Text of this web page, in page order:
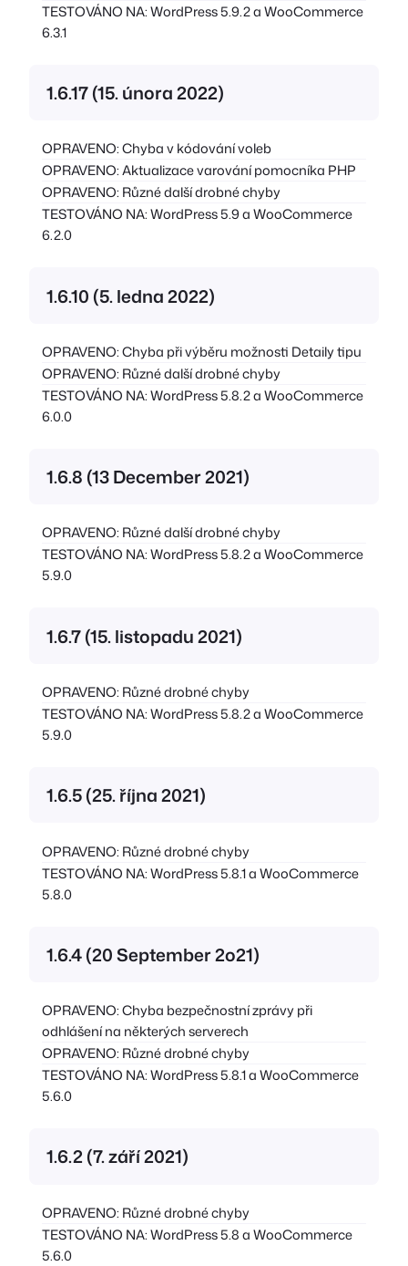
TESTOVÁNO NA: WordPress 5.9.2 a WooCommerce
6.3.1
1.6.17 (15. února 2022)
OPRAVENO: Chyba v kódování voleb
OPRAVENO: Aktualizace varování pomocníka PHP
OPRAVENO: Různé další drobné chyby
TESTOVÁNO NA: WordPress 5.9 a WooCommerce
6.2.0
1.6.10 (5. ledna 2022)
OPRAVENO: Chyba při výběru možnosti Detaily tipu
OPRAVENO: Různé další drobné chyby
TESTOVÁNO NA: WordPress 5.8.2 a WooCommerce
6.0.0
1.6.8 (13 December 2021)
OPRAVENO: Různé další drobné chyby
TESTOVÁNO NA: WordPress 5.8.2 a WooCommerce
5.9.0
1.6.7 (15. listopadu 2021)
OPRAVENO: Různé drobné chyby
TESTOVÁNO NA: WordPress 5.8.2 a WooCommerce
5.9.0
1.6.5 (25. října 2021)
OPRAVENO: Různé drobné chyby
TESTOVÁNO NA: WordPress 5.8.1 a WooCommerce
5.8.0
1.6.4 (20 September 2o21)
OPRAVENO: Chyba bezpečnostní zprávy při
odhlášení na některých serverech
OPRAVENO: Různé drobné chyby
TESTOVÁNO NA: WordPress 5.8.1 a WooCommerce
5.6.0
1.6.2 (7. září 2021)
OPRAVENO: Různé drobné chyby
TESTOVÁNO NA: WordPress 5.8 a WooCommerce
5.6.0